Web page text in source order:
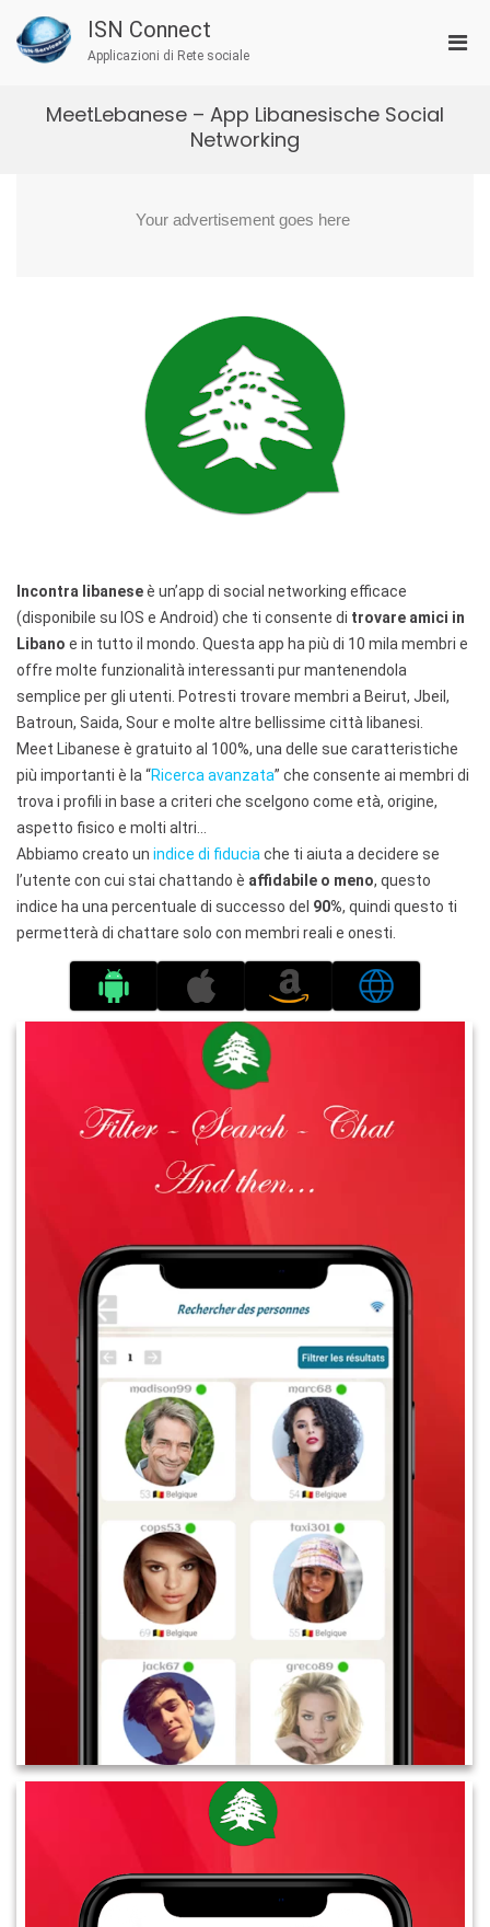
contenuto
ISN Connect
Applicazioni di Rete sociale
MeetLebanese – App Libanesische Social
Networking
Incontra libaneseè un’app di social networking efficace
(disponibile su IOS e Android) che ti consente di trovare amici in
Libano e in tutto il mondo. Questa app ha più di 10 mila membri e
offre molte funzionalità interessanti pur mantenendola
semplice per gli utenti. Potresti trovare membri a Beirut, Jbeil,
Batroun, Saida, Sour e molte altre bellissime città libanesi.
Meet Libanese è gratuito al 100%, una delle sue caratteristiche
più importanti è la “Ricerca avanzata” che consente ai membri di
trova i profili in base a criteri che scelgono come età, origine,
aspetto fisico e molti altri…
Abbiamo creato un indice di fiducia che ti aiuta a decidere se
l’utente con cui stai chattando è affidabile o meno, questo
indice ha una percentuale di successo del 90%, quindi questo ti
permetterà di chattare solo con membri reali e onesti.